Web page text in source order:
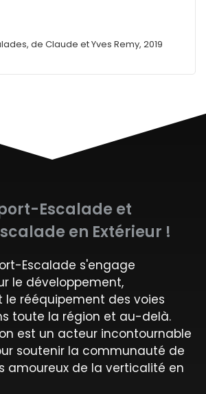
de Claude et Yves Remy, 2019
Escalade et
en Extérieur !
Escalade s'engage
le développement,
le rééquipement des voies
toute la région et au-delà.
est un acteur incontournable
soutenir la communauté de
amoureux de la verticalité en